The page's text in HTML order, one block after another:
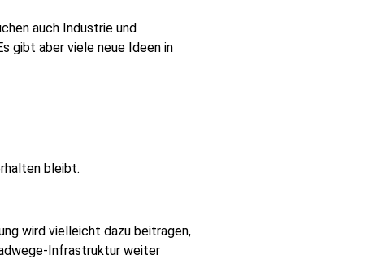
auch Industrie und
gibt aber viele neue Ideen in
bleibt.
wird vielleicht dazu beitragen,
Infrastruktur weiter